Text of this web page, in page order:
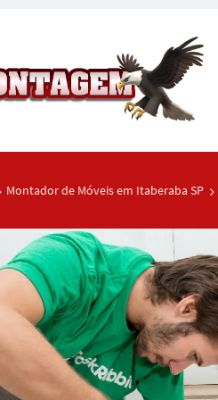
Montador de Móveis em Itaberaba SP